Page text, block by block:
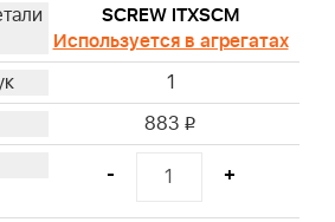
SCREW ITXSCM
Используется в агрегатах
1
883 i
- +